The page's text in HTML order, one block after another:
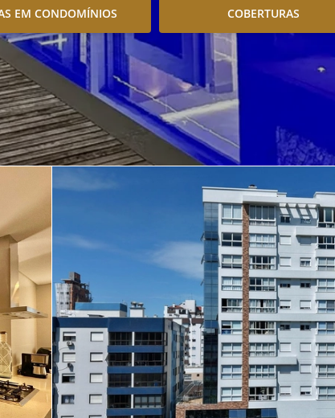
EM CONDOMÍNIOS COBERTURAS